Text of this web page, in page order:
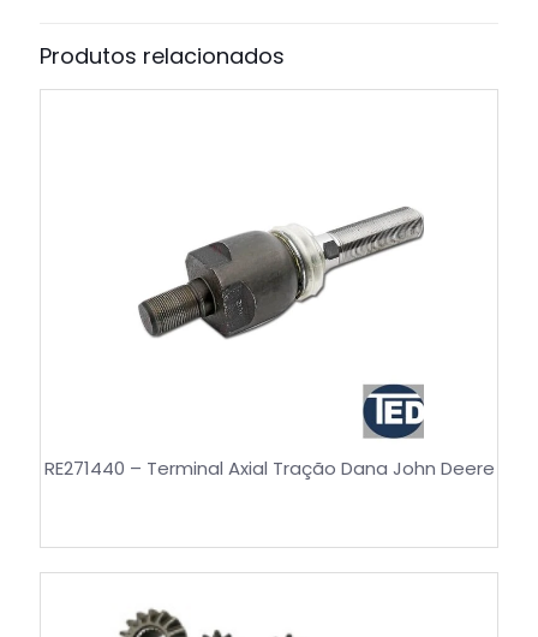
Produtos relacionados
RE271440 – Terminal Axial Tração Dana John Deere